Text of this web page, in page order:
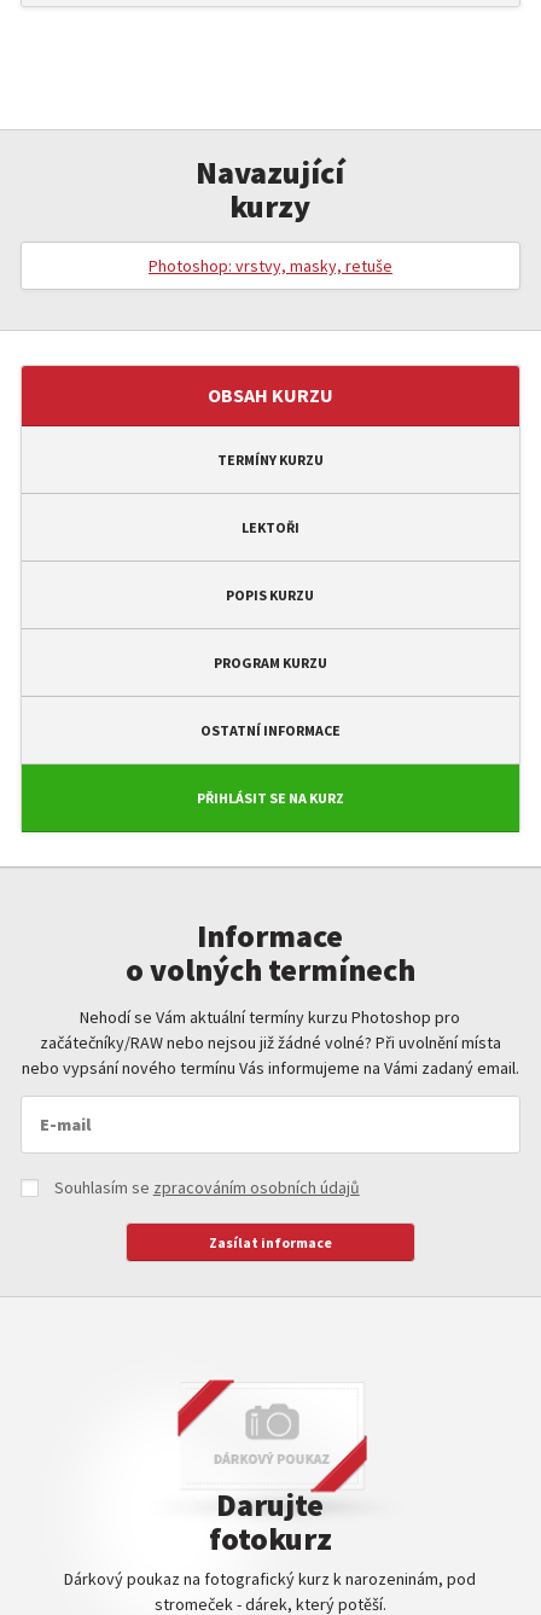
Navazující
kurzy
Photoshop: vrstvy, masky, retuše
OBSAH KURZU
TERMÍNY KURZU
LEKTOŘI
POPIS KURZU
PROGRAM KURZU
OSTATNÍ INFORMACE
PŘIHLÁSIT SE NA KURZ
Informace
o volných termínech
Nehodí se Vám aktuální termíny kurzu Photoshop pro
začátečníky/RAW nebo nejsou již žádné volné? Při uvolnění místa
nebo vypsání nového termínu Vás informujeme na Vámi zadaný email.
Souhlasím se zpracováním osobních údajů
Darujte
fotokurz
Dárkový poukaz na fotografický kurz k narozeninám, pod
stromeček - dárek, který potěší.